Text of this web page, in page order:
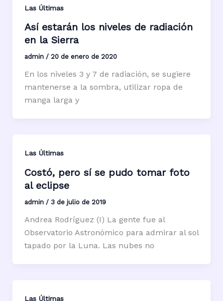
Las Últimas
Así estarán los niveles de radiación
en la Sierra
admin / 20 de enero de 2020
En los niveles 3 y 7 de radiación, se sugiere
mantenerse a la sombra, utilizar ropa de
manga larga y
Las Últimas
Costó, pero sí se pudo tomar foto
al eclipse
admin / 3 de julio de 2019
Andrea Rodríguez (I) La gente fue al
Observatorio Astronómico para admirar al sol
tapado por la Luna. Las nubes no
Las Últimas